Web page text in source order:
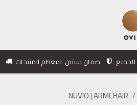
ضمان سنتين لمعظم المنتجات
NUVIO | ARMCHAIR